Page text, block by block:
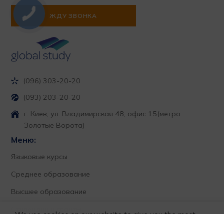
(096) 303-20-20
(093) 203-20-20
г. Киев, ул. Владимирская 48, офис 15(метро
Золотые Ворота)
Меню:
Языковые курсы
Среднее образование
Высшее образование